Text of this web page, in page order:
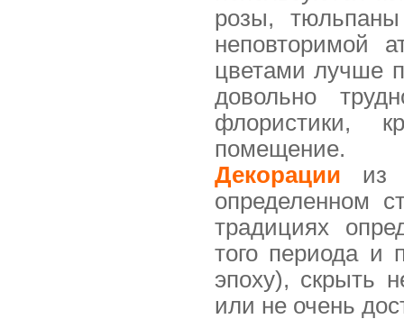
розы,
неповторимой
цветами лучше
довольно
флористики,
помещение.
Декорации из
определенном
традициях
того периода и
эпоху), скрыть
или не очень